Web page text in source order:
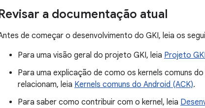
a documentação atual
de começar o desenvolvimento do GKI, leia os
Para uma visão geral do projeto GKI, leia Projeto GKI
Para uma explicação de como os kernels comuns
relacionam, leia Kernels comuns do Android (ACK).
Para saber como contribuir com o kernel, leia